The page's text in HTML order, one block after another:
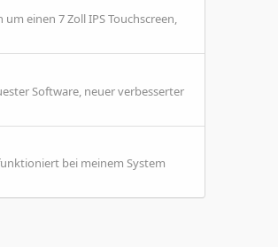
einen 7 Zoll IPS Touchscreen,
Software, neuer verbesserter
bei meinem System